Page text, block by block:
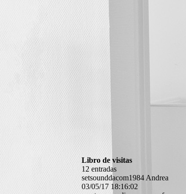
Libro de visitas
12 entradas
setsounddacom1984 Andrea
03/05/17 18:16:02